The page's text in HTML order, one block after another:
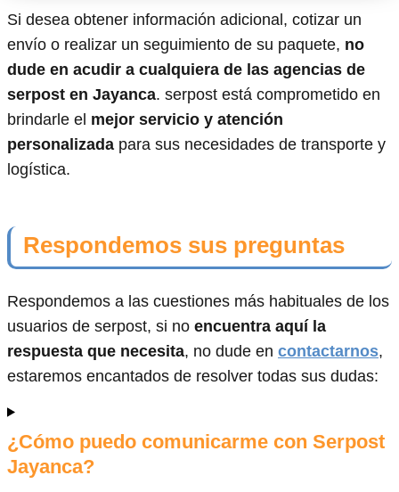
Si desea obtener información adicional, cotizar un
envío o realizar un seguimiento de su paquete, no
dude en acudir a cualquiera de las agencias de
serpost en Jayanca. serpost está comprometido en
brindarle el mejor servicio y atención
personalizada para sus necesidades de transporte y
logística.
Respondemos sus preguntas
Respondemos a las cuestiones más habituales de los
usuarios de serpost, si no encuentra aquí la
respuesta que necesita, no dude en contactarnos,
estaremos encantados de resolver todas sus dudas:
¿Cómo puedo comunicarme con Serpost
Jayanca?